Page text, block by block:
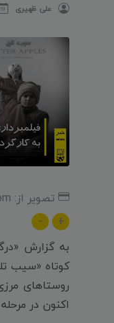
علی ظهیری
تصویر از: iranfilmport.com
+
-
به گزارش
کوتاه «سیب
روستاهای
اکنون در